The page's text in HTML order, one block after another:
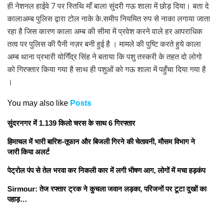
ही नेशनल हाईवे 7 पर स्तिथि माँ बाला सुंदरी गऊ शाला में छोड़ दिया। बता दे
कालाअम्ब पुलिस द्वारा टोल नाके के.समीप नियमित रुप से नाका लगाया जाता
रहा है जिस कारण काला अम्ब की सीमा में प्रवेश करने वाले हर आपराधिक
तत्व पर पुलिस की पैनी नज़र बनी हुई है । मामले की पुष्टि करते हुये काला
अम्ब थाना प्रभारी योगिँद्र सिंह ने बताया कि पशु तस्करी के तहत दो लोगो
को गिरफ्तार किया गया है साथ ही पशुओं को गऊ शाला में पहुँचा दिया गया है
।
You may also like Posts
सुंदरनगर में 1.139 किलो चरस के साथ 6 गिरफ्तार
हिमाचल में भारी बारिश-तूफान और बिजली गिरने की चेतावनी, मौसम विभाग ने
जारी किया अलर्ट
पेट्रोल पंप से तेल भरवा कर निकली कार में लगी भीषण आग, लोगों में मचा हड़कंप
Sirmour: तेज रफ्तार ट्रक ने कुचला जवान लड़का, परिजनों पर टूटा दुखों का
पहाड़…